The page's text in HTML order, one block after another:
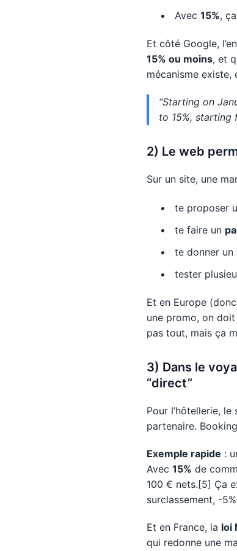
Avec 15%,
Et côté Google,
15% ou moins, et
mécanisme
“Starting on
to 15%, starting
2) Le web
Sur un site, une
te proposer
te faire un
te donner un
tester
Et en Europe
une promo, on
pas tout, mais ça
3) Dans le
“direct”
Pour l’hôtellerie,
partenaire.
Exemple rapide :
Avec 15% de
100 € nets.[5] Ça
surclassement, -
Et en France, la loi
qui redonne une